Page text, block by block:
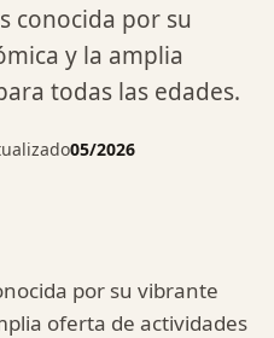
conocida por su
y la amplia
todas las edades.
05/2026
por su vibrante
oferta de actividades